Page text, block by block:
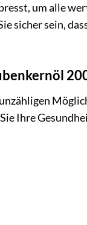
um alle
sicher sein,
Ihre